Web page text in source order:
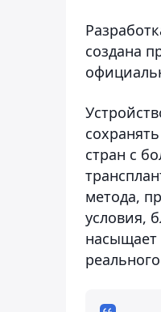
создана
стран с
метода,
условия,
насыщает